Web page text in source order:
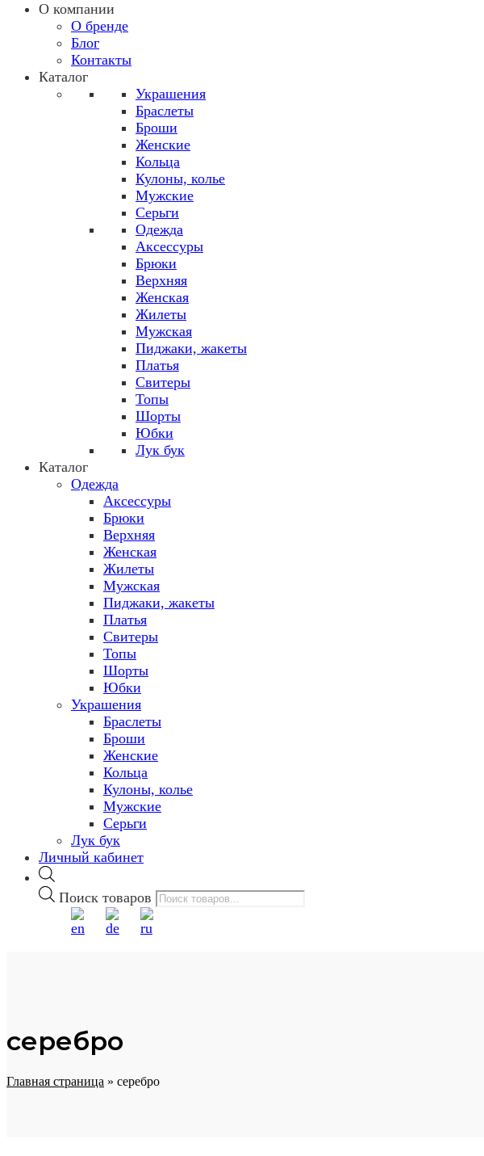
О компании
О бренде
Блог
Контакты
Каталог
Украшения
Браслеты
Броши
Женские
Кольца
Кулоны, колье
Мужские
Серьги
Одежда
Аксессуры
Брюки
Верхняя
Женская
Жилеты
Мужская
Пиджаки, жакеты
Платья
Свитеры
Топы
Шорты
Юбки
Лук бук
Каталог
Одежда
Аксессуры
Брюки
Верхняя
Женская
Жилеты
Мужская
Пиджаки, жакеты
Платья
Свитеры
Топы
Шорты
Юбки
Украшения
Браслеты
Броши
Женские
Кольца
Кулоны, колье
Мужские
Серьги
Лук бук
Личный кабинет
Поиск товаров
серебро
Главная страница » серебро